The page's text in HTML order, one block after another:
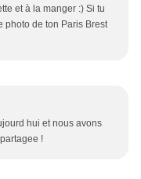
et à la manger :) Si tu
photo de ton Paris Brest
hui et nous avons
!